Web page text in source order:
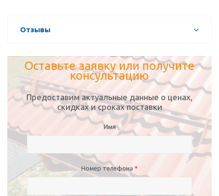
Отзывы
Оставьте заявку или получите
консультацию
Предоставим актуальные данные о ценах,
скидках и сроках поставки
Имя
Номер телефона *